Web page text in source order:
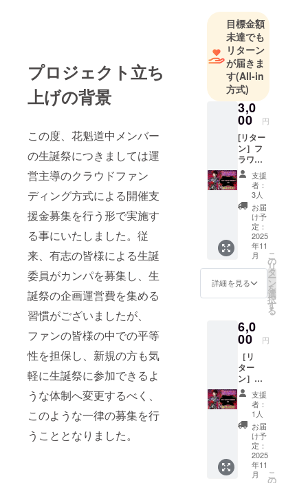
プロジェクト立ち
上げの背景
この度、花魁道中メンバー
の生誕祭につきましては運
営主導のクラウドファン
ディング方式による開催支
援金募集を行う形で実施す
る事にいたしました。従
来、有志の皆様による生誕
委員がカンパを募集し、生
誕祭の企画運営費を集める
習慣がございましたが、
ファンの皆様の中での平等
性を担保し、新規の方も気
軽に生誕祭に参加できるよ
うな体制へ変更するべく、
このような一律の募集を行
うこととなりました。
目標金額
未達でも
リターン
が届きま
す(All-in
方式)
3,0
00 円
[リター
ン］フ
ラワー
スタン
ドへの
名前掲
載
（小）
当日会
場にあ
るフラ
ワース
タンド
に生誕
祭支援
者とし
前を掲
載させ
ていた
だきま
す。 備
考欄に
記載希
望のお
名前
（ニッ
クネー
ム可）
を記載
くださ
い。 ※
支援
者：
3人
お届
け予
定：
2025
年11
月
詳細を見る
こ
の
リ
タ
ー
ン
を
選
択
す
る
6,0
00 円
［リ
ター
ン］フ
ラワー
スタン
ドへの
名前掲
（大）
当日会
場にあ
るフラ
支援
者：
1人
お届
け予
定：
2025
年11
月
こ
の